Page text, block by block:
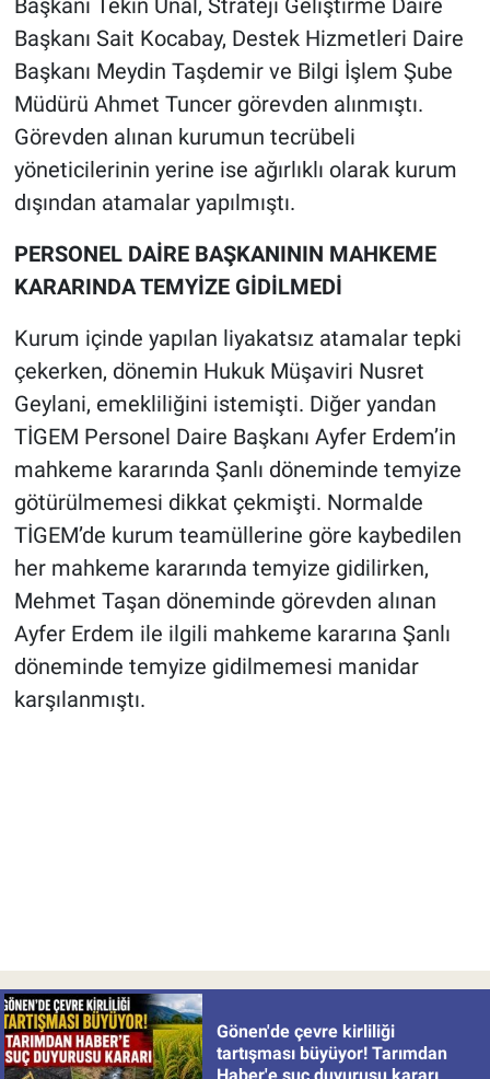
Başkanı Tekin Ünal, Strateji Geliştirme Daire
Başkanı Sait Kocabay, Destek Hizmetleri Daire
Başkanı Meydin Taşdemir ve Bilgi İşlem Şube
Müdürü Ahmet Tuncer görevden alınmıştı.
Görevden alınan kurumun tecrübeli
yöneticilerinin yerine ise ağırlıklı olarak kurum
dışından atamalar yapılmıştı.
PERSONEL DAİRE BAŞKANININ MAHKEME
KARARINDA TEMYİZE GİDİLMEDİ
Kurum içinde yapılan liyakatsız atamalar tepki
çekerken, dönemin Hukuk Müşaviri Nusret
Geylani, emekliliğini istemişti. Diğer yandan
TİGEM Personel Daire Başkanı Ayfer Erdem’in
mahkeme kararında Şanlı döneminde temyize
götürülmemesi dikkat çekmişti. Normalde
TİGEM’de kurum teamüllerine göre kaybedilen
her mahkeme kararında temyize gidilirken,
Mehmet Taşan döneminde görevden alınan
Ayfer Erdem ile ilgili mahkeme kararına Şanlı
döneminde temyize gidilmemesi manidar
karşılanmıştı.
Gönen'de çevre kirliliği
tartışması büyüyor! Tarımdan
Haber'e suç duyurusu kararı